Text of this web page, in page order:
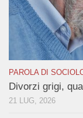
PAROLA DI
Divorzi grigi,
21 LUG, 2026